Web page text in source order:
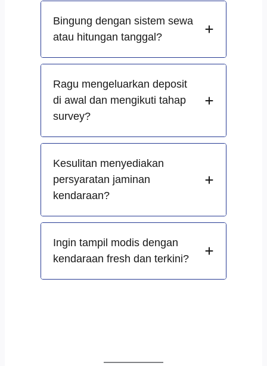
Bingung dengan sistem sewa
atau hitungan tanggal?
Ragu mengeluarkan deposit
di awal dan mengikuti tahap
survey?
Kesulitan menyediakan
persyaratan jaminan
kendaraan?
Ingin tampil modis dengan
kendaraan fresh dan terkini?